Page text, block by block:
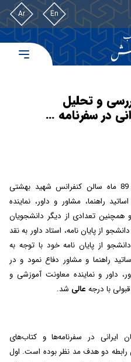
En
Ar
و تحلیل
در سفرنامه …
سالن کنفرانس شهید بهشتی
راهنما، مشاور و داور، نماینده
تعدادی از دیگر دانشجویان
از پایان نامه، استاد داور به نقد
از پایان نامه خود با توجه به
راهنما و مشاور دفاع نمود و در
داور و نماینده معاونت آموزشی و
با درجهعالی شد.
ایرانی در سفرنامه‌ها و کتاب‌های
رابطه دو هدف مد نظر بوده است. اول